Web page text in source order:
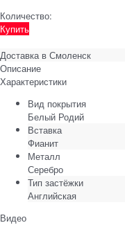
Количество:
Купить
Доставка в Смоленск
Описание
Характеристики
Вид покрытия
Белый Родий
Вставка
Фианит
Металл
Серебро
Тип застёжки
Английская
Видео